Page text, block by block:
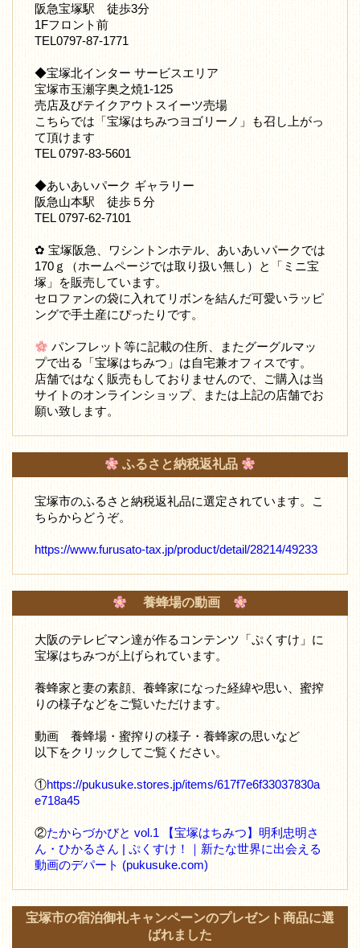
阪急宝塚駅 徒歩3分
1Fフロント前
TEL0797-87-1771
◆宝塚北インター サービスエリア
宝塚市玉瀬字奥之焼1-125
売店及びテイクアウトスイーツ売場
こちらでは「宝塚はちみつヨゴリーノ」も召し上がっ
て頂けます
TEL 0797-83-5601
◆あいあいパーク ギャラリー
阪急山本駅 徒歩５分
TEL 0797-62-7101
✿ 宝塚阪急、ワシントンホテル、あいあいパークでは
170ｇ（ホームページでは取り扱い無し）と「ミニ宝
塚」を販売しています。
セロファンの袋に入れてリボンを結んだ可愛いラッピ
ングで手土産にぴったりです。
パンフレット等に記載の住所、またグーグルマッ
プで出る「宝塚はちみつ」は自宅兼オフィスです。
店舗ではなく販売もしておりませんので、ご購入は当
サイトのオンラインショップ、または上記の店舗でお
願い致します。
ふるさと納税返礼品
宝塚市のふるさと納税返礼品に選定されています。こ
ちらからどうぞ。
https://www.furusato-tax.jp/product/detail/28214/49233
養蜂場の動画
大阪のテレビマン達が作るコンテンツ「ぷくすけ」に
宝塚はちみつが上げられています。
養蜂家と妻の素顔、養蜂家になった経緯や思い、蜜搾
りの様子などをご覧いただけます。
動画 養蜂場・蜜搾りの様子・養蜂家の思いなど
以下をクリックしてご覧ください。
①https://pukusuke.stores.jp/items/617f7e6f33037830a
e718a45
②たからづかびと vol.1 【宝塚はちみつ】明利忠明さ
ん・ひかるさん | ぷくすけ！｜新たな世界に出会える
動画のデパート (pukusuke.com)
宝塚市の宿泊御礼キャンペーンのプレゼント商品に選
ばれました